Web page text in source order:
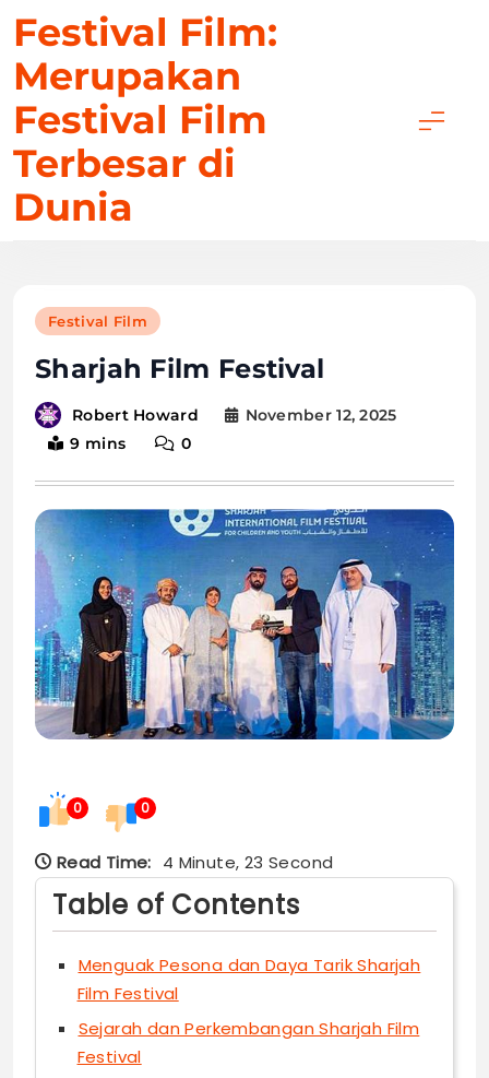
content
Festival Film:
Merupakan
Festival Film
Terbesar di
Dunia
Festival Film
Sharjah Film Festival
Robert Howard
November 12, 2025
9 mins
0
0 0
Read Time: 4 Minute, 23 Second
Table of Contents
Menguak Pesona dan Daya Tarik Sharjah
Film Festival
Sejarah dan Perkembangan Sharjah Film
Festival